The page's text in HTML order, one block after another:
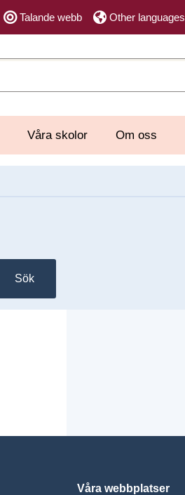
Talande webb Other languages
Våra skolor Om oss
Sök
Våra webbplatser